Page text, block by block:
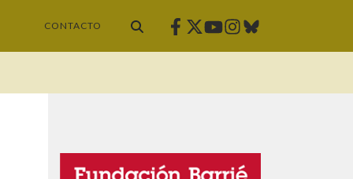
CONTACTO Facebook
Twitter
Youtube
Instagram
Bluesky